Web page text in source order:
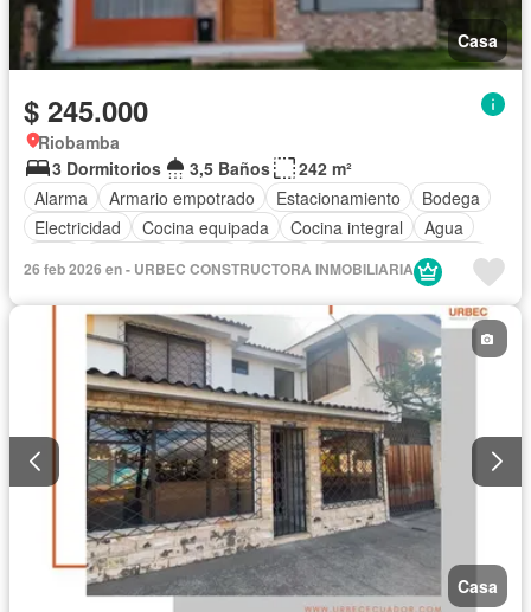
Casa
$ 245.000
Riobamba
3 Dormitorios
3,5 Baños
242 m²
Alarma
Armario empotrado Estacionamiento
Bodega
Electricidad
Cocina equipada Cocina integral
Agua
Garita de guardianía
26 feb 2026 en - URBEC CONSTRUCTORA INMOBILIARIA
Casa